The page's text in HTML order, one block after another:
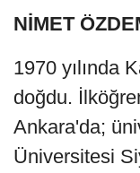
NİMET
1970 yılında
doğdu.
Ankara'da;
Üniversitesi